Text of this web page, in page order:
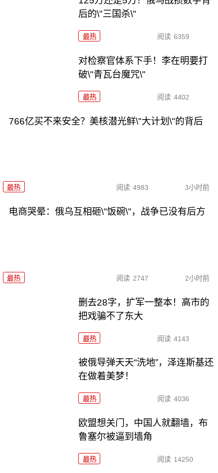
后的\"三国杀\"
最热 阅读 6359
对检察官体系下手！李在明要打
破\"青瓦台魔咒\"
最热 阅读 4402
766亿买不来安全？美核潜光鲜\"大计划\"的背后
最热 阅读 4983 3小时前
电商哭晕：俄乌互相砸\"饭碗\"，战争已没有后方
最热 阅读 2747 2小时前
删去28字，扩军一整本！高市的
把戏骗不了东大
最热 阅读 4143
被俄导弹天天“洗地”，泽连斯基还
在做着美梦！
最热 阅读 4036
欧盟想关门，中国人就翻墙，布
鲁塞尔被逼到墙角
最热 阅读 14250